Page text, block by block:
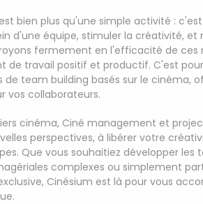
bien plus qu'une simple activité :
d'une équipe, stimuler la créativité, et
fermement en l'efficacité de
de travail positif et productif. C'est
de team building basés sur le cinéma,
vos collaborateurs.
cinéma, Ciné management et
perspectives, à libérer votre
Que vous souhaitiez développer les
complexes ou simplement
Cinésium est là pour vous